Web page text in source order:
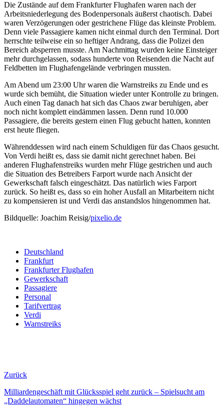
Die Zustände auf dem Frankfurter Flughafen waren nach der
Arbeitsniederlegung des Bodenpersonals äußerst chaotisch. Dabei
waren Verzögerungen oder gestrichene Flüge das kleinste Problem.
Denn viele Passagiere kamen nicht einmal durch den Terminal. Dort
herrschte teilweise ein so heftiger Andrang, dass die Polizei den
Bereich absperren musste. Am Nachmittag wurden keine Einsteiger
mehr durchgelassen, sodass hunderte von Reisenden die Nacht auf
Feldbetten im Flughafengelände verbringen mussten.
Am Abend um 23:00 Uhr waren die Warnstreiks zu Ende und es
wurde sich bemüht, die Situation wieder unter Kontrolle zu bringen.
Auch einen Tag danach hat sich das Chaos zwar beruhigen, aber
noch nicht komplett eindämmen lassen. Denn rund 10.000
Passagiere, die bereits gestern einen Flug gebucht hatten, konnten
erst heute fliegen.
Währenddessen wird nach einem Schuldigen für das Chaos gesucht.
Von Verdi heißt es, dass sie damit nicht gerechnet haben. Bei
anderen Flughafenstreiks wurden mehr Flüge gestrichen und auch
die Situation des Betreibers Farport wurde nach Ansicht der
Gewerkschaft falsch eingeschätzt. Das natürlich wies Farport
zurück. So heißt es, dass so ein hoher Ausfall an Mitarbeitern nicht
zu kompensieren ist und Verdi das anstandslos hingenommen hat.
Bildquelle: Joachim Reisig/pixelio.de
Deutschland
Frankfurt
Frankfurter Flughafen
Gewerkschaft
Passagiere
Personal
Tarifvertrag
Verdi
Warnstreiks
Zurück
Milliardengeschäft mit Glücksspiel geht zurück – Spielsucht am
„Daddelautomaten“ hingegen wächst